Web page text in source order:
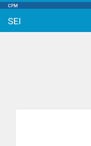
CFM
SEI